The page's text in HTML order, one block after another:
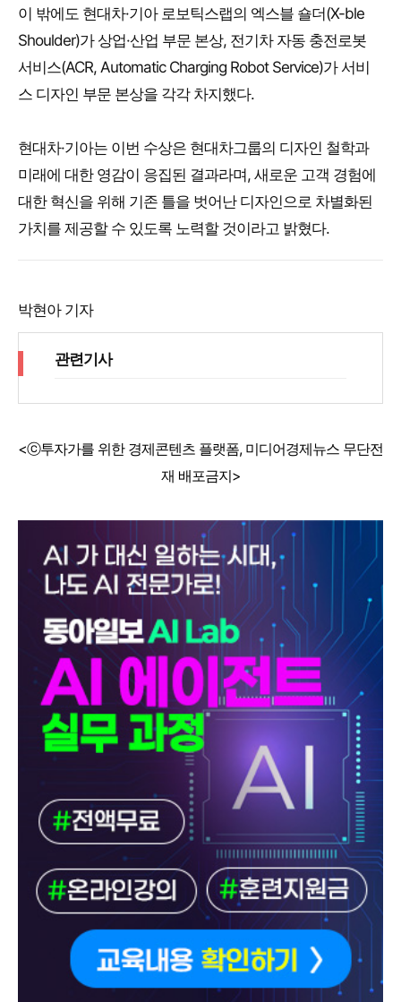
이 밖에도 현대차·기아 로보틱스랩의 엑스블 숄더(X-ble
Shoulder)가 상업·산업 부문 본상, 전기차 자동 충전로봇
서비스(ACR, Automatic Charging Robot Service)가 서비
스 디자인 부문 본상을 각각 차지했다.
현대차·기아는 이번 수상은 현대차그룹의 디자인 철학과
미래에 대한 영감이 응집된 결과라며, 새로운 고객 경험에
대한 혁신을 위해 기존 틀을 벗어난 디자인으로 차별화된
가치를 제공할 수 있도록 노력할 것이라고 밝혔다.
박현아 기자
관련기사
<ⓒ투자가를 위한 경제콘텐츠 플랫폼, 미디어경제뉴스 무단전
재 배포금지>